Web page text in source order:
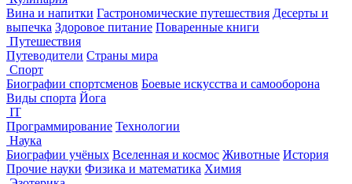
Вина и напитки Гастрономические путешествия Десерты и
выпечка Здоровое питание Поваренные книги
Путешествия
Путеводители Страны мира
Спорт
Биографии спортсменов Боевые искусства и самооборона
Виды спорта Йога
IT
Программирование Технологии
Наука
Биографии учёных Вселенная и космос Животные История
Прочие науки Физика и математика Химия